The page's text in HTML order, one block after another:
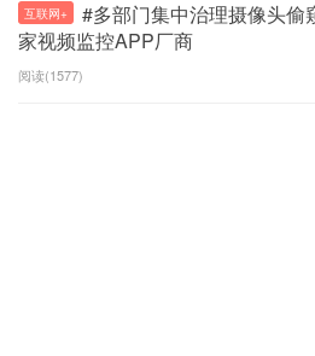
互联网+
#多部门集中治理摄像头偷
家视频监控APP厂商
阅读(1577)